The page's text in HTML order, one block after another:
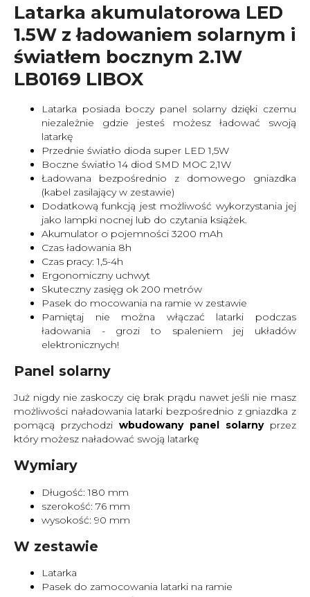
Latarka akumulatorowa LED
1.5W z ładowaniem solarnym i
światłem bocznym 2.1W
LB0169 LIBOX
Latarka posiada boczy panel solarny dzięki czemu
niezależnie gdzie jesteś możesz ładować swoją
latarkę
Przednie światło dioda super LED 1,5W
Boczne światło 14 diod SMD MOC 2,1W
Ładowana bezpośrednio z domowego gniazdka
(kabel zasilający w zestawie)
Dodatkową funkcją jest możliwość wykorzystania jej
jako lampki nocnej lub do czytania książek.
Akumulator o pojemności 3200 mAh
Czas ładowania 8h
Czas pracy: 1,5-4h
Ergonomiczny uchwyt
Skuteczny zasięg ok 200 metrów
Pasek do mocowania na ramie w zestawie
Pamiętaj nie można włączać latarki podczas
ładowania - grozi to spaleniem jej układów
elektronicznych!
Panel solarny
Już nigdy nie zaskoczy cię brak prądu nawet jeśli nie masz
możliwości naładowania latarki bezpośrednio z gniazdka z
pomącą przychodzi wbudowany panel solarnyprzez
który możesz naładować swoją latarkę
Wymiary
Długość: 180 mm
szerokość: 76 mm
wysokość: 90 mm
W zestawie
Latarka
Pasek do zamocowania latarki na ramie